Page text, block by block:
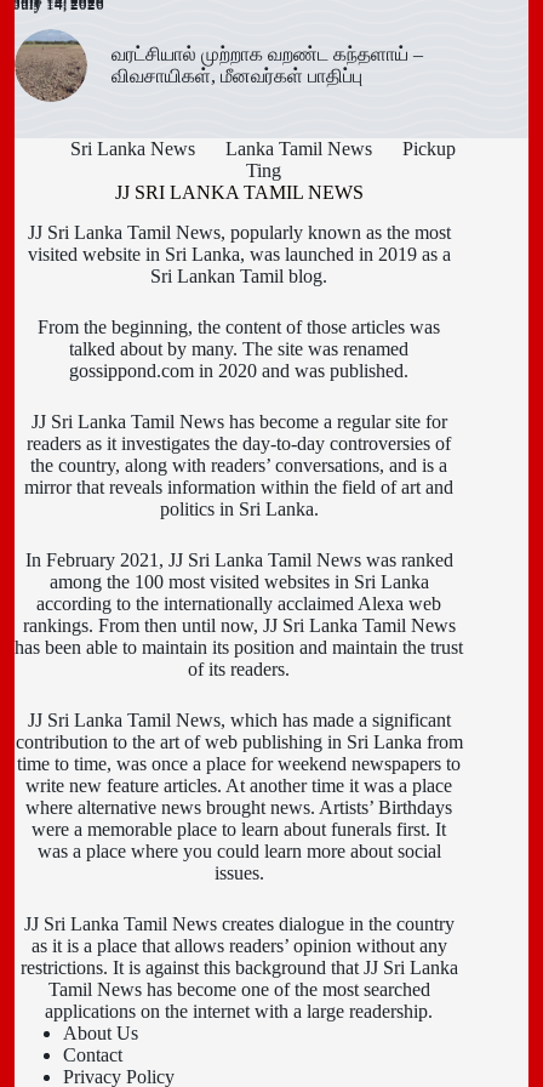
July 14, 2026
வரட்சியால் முற்றாக வறண்ட கந்தளாய் –
விவசாயிகள், மீனவர்கள் பாதிப்பு
Sri Lanka News Lanka Tamil News
Pickup
Ting
JJ SRI LANKA TAMIL NEWS
JJ Sri Lanka Tamil News, popularly known as the most
visited website in Sri Lanka, was launched in 2019 as a
Sri Lankan Tamil blog.
From the beginning, the content of those articles was
talked about by many. The site was renamed
gossippond.com in 2020 and was published.
JJ Sri Lanka Tamil News has become a regular site for
readers as it investigates the day-to-day controversies of
the country, along with readers’ conversations, and is a
mirror that reveals information within the field of art and
politics in Sri Lanka.
In February 2021, JJ Sri Lanka Tamil News was ranked
among the 100 most visited websites in Sri Lanka
according to the internationally acclaimed Alexa web
rankings. From then until now, JJ Sri Lanka Tamil News
has been able to maintain its position and maintain the trust
of its readers.
JJ Sri Lanka Tamil News, which has made a significant
contribution to the art of web publishing in Sri Lanka from
time to time, was once a place for weekend newspapers to
write new feature articles. At another time it was a place
where alternative news brought news. Artists’ Birthdays
were a memorable place to learn about funerals first. It
was a place where you could learn more about social
issues.
JJ Sri Lanka Tamil News creates dialogue in the country
as it is a place that allows readers’ opinion without any
restrictions. It is against this background that JJ Sri Lanka
Tamil News has become one of the most searched
applications on the internet with a large readership.
About Us
Contact
Privacy Policy